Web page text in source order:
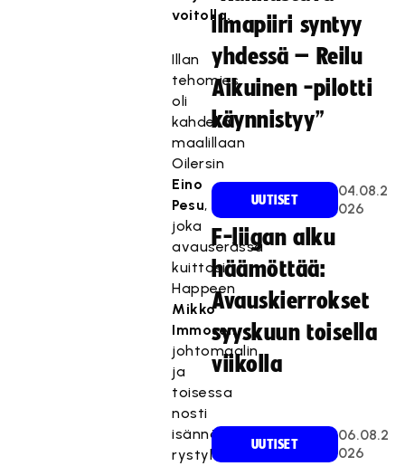
voitolla.
Illan
tehomies
oli
kahdella
maalillaan
Oilersin
Eino
Pesu,
joka
avauserässä
kuittasi
Happeen
Mikko
Immosen
johtomaalin
ja
toisessa
nosti
isännät
rystyltä
ilmapiiri syntyy
yhdessä – Reilu
Aikuinen -pilotti
käynnistyy”
UUTISET
04.08.2
026
F-liigan alku
häämöttää:
Avauskierrokset
syyskuun toisella
viikolla
UUTISET
06.08.2
026